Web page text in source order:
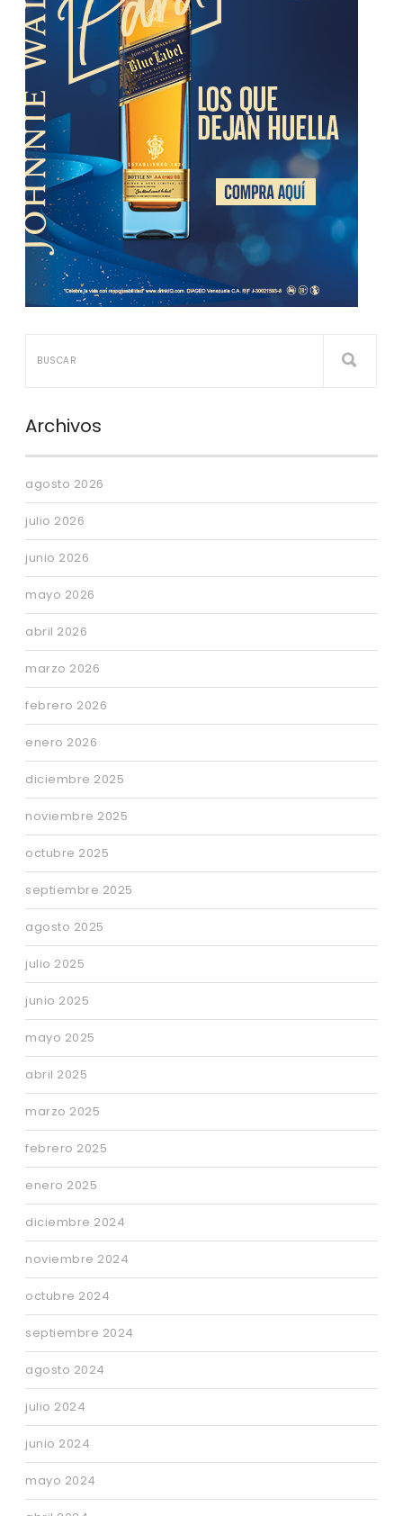
Archivos
agosto 2026
julio 2026
junio 2026
mayo 2026
abril 2026
marzo 2026
febrero 2026
enero 2026
diciembre 2025
noviembre 2025
octubre 2025
septiembre 2025
agosto 2025
julio 2025
junio 2025
mayo 2025
abril 2025
marzo 2025
febrero 2025
enero 2025
diciembre 2024
noviembre 2024
octubre 2024
septiembre 2024
agosto 2024
julio 2024
junio 2024
mayo 2024